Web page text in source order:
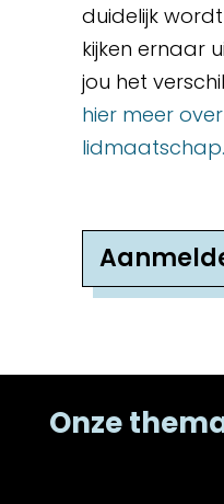
duidelijk
kijken ernaar
jou het
hier meer
lidmaatschap.
Onze